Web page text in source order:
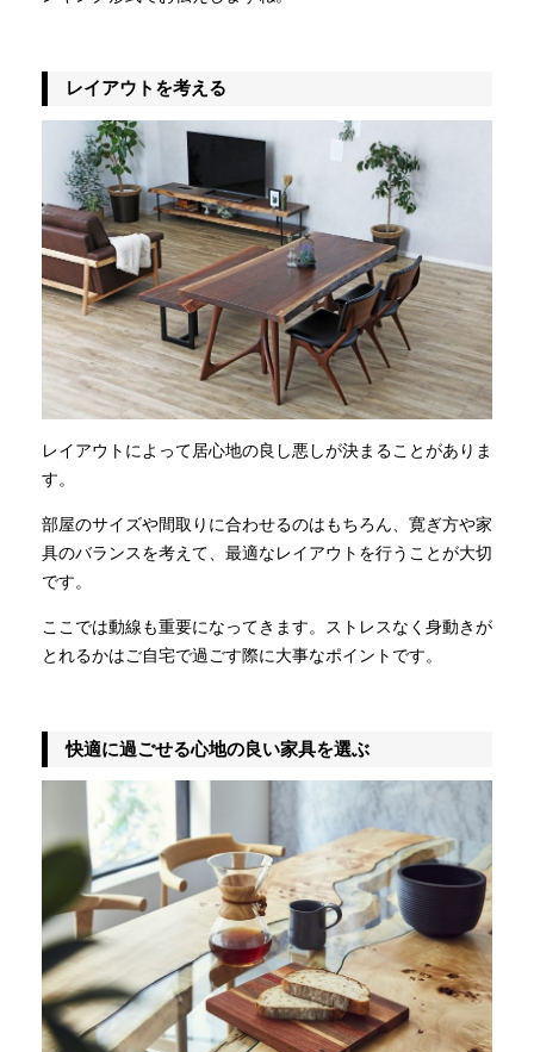
レイアウトを考える
レイアウトによって居心地の良し悪しが決まることがありま
す。
部屋のサイズや間取りに合わせるのはもちろん、寛ぎ方や家
具のバランスを考えて、最適なレイアウトを行うことが大切
です。
ここでは動線も重要になってきます。ストレスなく身動きが
とれるかはご自宅で過ごす際に大事なポイントです。
快適に過ごせる心地の良い家具を選ぶ